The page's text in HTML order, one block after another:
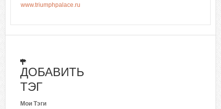
www.triumphpalace.ru
ДОБАВИТЬ
ТЭГ
Мои Тэги